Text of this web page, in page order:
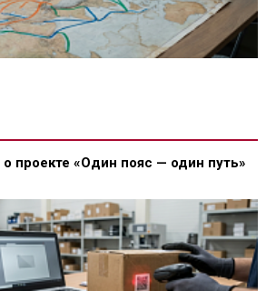
проекте «Один пояс — один путь»